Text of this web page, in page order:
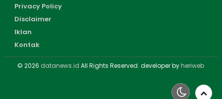
Privacy Policy
Disclaimer
Iklan
Kontak
© 2026 datanews.id All Rights Reserved. developer byheriweb